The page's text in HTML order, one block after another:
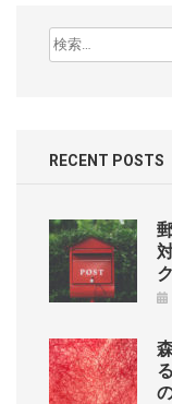
検
索:
RECENT POSTS